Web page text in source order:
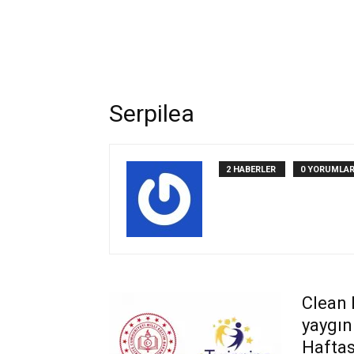
Serpilea
2 HABERLER 0 YORUMLAR
Clean